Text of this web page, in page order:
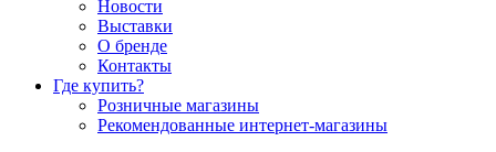
Новости
Выставки
О бренде
Контакты
Где купить?
Розничные магазины
Рекомендованные интернет-магазины